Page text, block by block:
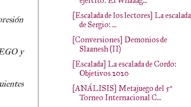
y
[Escalada de los lectores] La escalada
de Sergio: ...
[Conversiones] Demonios de
Slaanesh (II)
[Escalada] La escalada de Cordo:
Objetivos 2020
[ANÁLISIS] Metajuego del 5º
Torneo Internacional C...